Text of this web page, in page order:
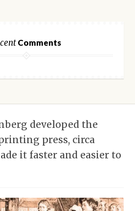
Comments
developed the
press, circa
it faster and easier to